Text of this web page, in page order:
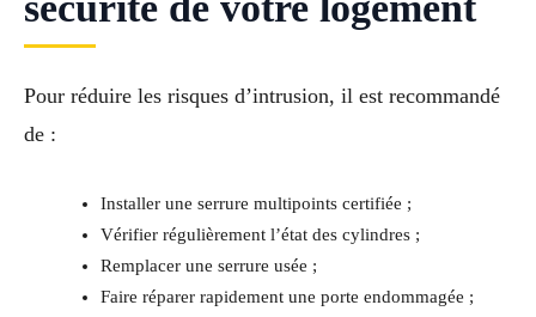
Pour réduire les risques d’intrusion, il est recommandé
de :
Installer une serrure multipoints certifiée ;
Vérifier régulièrement l’état des cylindres ;
Remplacer une serrure usée ;
Faire réparer rapidement une porte endommagée ;